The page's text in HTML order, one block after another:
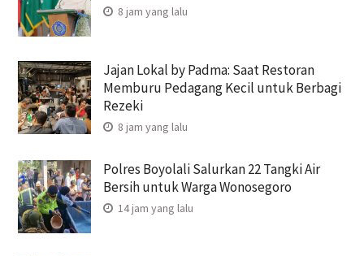
8 jam yang lalu
Jajan Lokal by Padma: Saat Restoran
Memburu Pedagang Kecil untuk Berbagi
Rezeki
8 jam yang lalu
Polres Boyolali Salurkan 22 Tangki Air
Bersih untuk Warga Wonosegoro
14 jam yang lalu